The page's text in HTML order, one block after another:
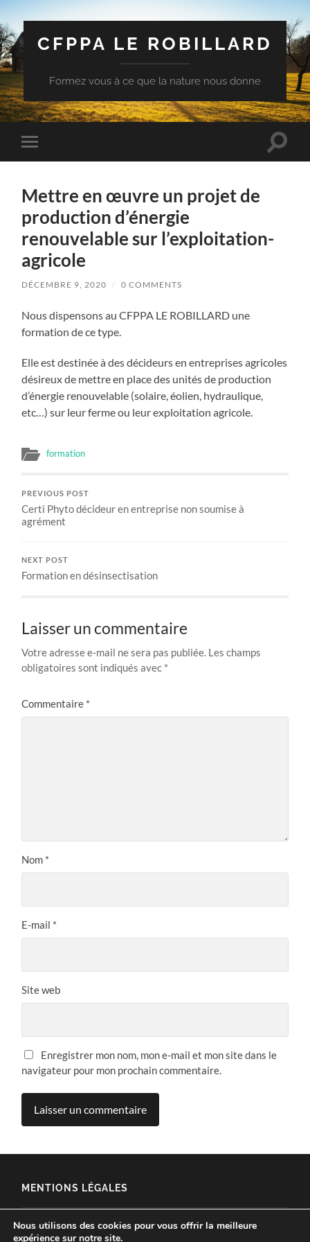
CFPPA LE ROBILLARD
Formez vous à ce que la nature nous donne
Toggle
mobile
Toggle
Mettre en œuvre un projet de
production d’énergie
renouvelable sur l’exploitation-
agricole
DÉCEMBRE 9, 2020 / 0 COMMENTS
Nous dispensons au CFPPA LE ROBILLARD une
formation de ce type.
Elle est destinée à des décideurs en entreprises agricoles
désireux de mettre en place des unités de production
d’énergie renouvelable (solaire, éolien, hydraulique,
etc…) sur leur ferme ou leur exploitation agricole.
formation
PREVIOUS POST
Certi Phyto décideur en entreprise non soumise à
agrément
NEXT POST
Formation en désinsectisation
Laisser un commentaire
Votre adresse e-mail ne sera pas publiée. Les champs
obligatoires sont indiqués avec *
Commentaire *
Nom *
E-mail *
Site web
Enregistrer mon nom, mon e-mail et mon site dans le
navigateur pour mon prochain commentaire.
MENTIONS LÉGALES
MENTIONS LÉGALES
Nous utilisons des cookies pour vous offrir la meilleure
expérience sur notre site.